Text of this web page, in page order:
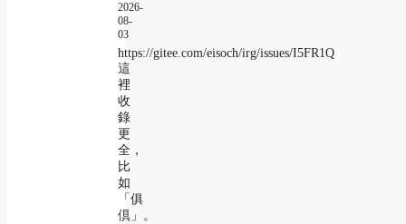
2026-
08-
03
https://gitee.com/eisoch/irg/issues/I5FR1Q
這
裡
收
錄
更
全，
比
如
「俱
倶」。